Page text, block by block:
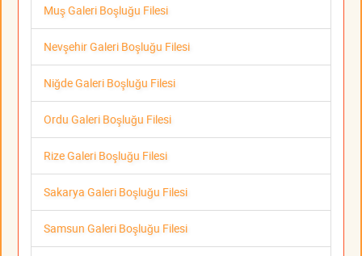
Muş Galeri Boşluğu Filesi
Nevşehir Galeri Boşluğu Filesi
Niğde Galeri Boşluğu Filesi
Ordu Galeri Boşluğu Filesi
Rize Galeri Boşluğu Filesi
Sakarya Galeri Boşluğu Filesi
Samsun Galeri Boşluğu Filesi